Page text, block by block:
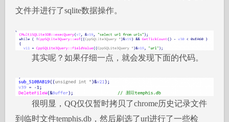
文件并进行了sqlite数据操作。
其实呢？如果仔细一点，就会发现下面的代码。
很明显，QQ仅仅暂时拷贝了chrome历史记录文件
到临时文件temphis.db，然后刷选了url进行了一些检